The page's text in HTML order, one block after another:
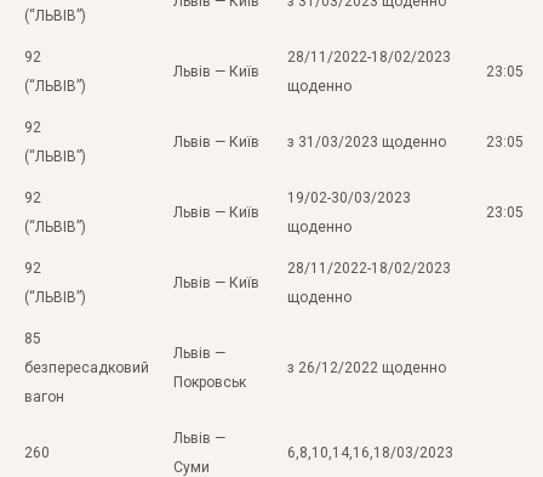
(“ЛЬВІВ”)
92
(“ЛЬВІВ”)
Львів — Київ
28/11/2022-18/02/2023
щоденно
23:05
92
(“ЛЬВІВ”)
Львів — Київ з 31/03/2023 щоденно 23:05
92
(“ЛЬВІВ”)
Львів — Київ
19/02-30/03/2023
щоденно
23:05
92
(“ЛЬВІВ”)
Львів — Київ
28/11/2022-18/02/2023
щоденно
85
безпересадковий
вагон
Львів —
Покровськ
з 26/12/2022 щоденно
260
Львів —
Суми
6,8,10,14,16,18/03/2023